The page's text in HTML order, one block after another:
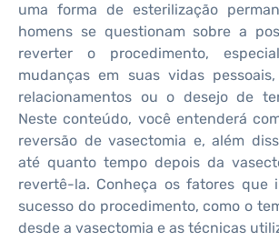
uma forma de esterilização
homens se questionam sobre a
reverter o procedimento,
mudanças em suas vidas
relacionamentos ou o desejo de
Neste conteúdo, você entenderá
reversão de vasectomia e, além
até quanto tempo depois da
revertê-la. Conheça os fatores que
sucesso do procedimento, como o
desde a vasectomia e as técnicas